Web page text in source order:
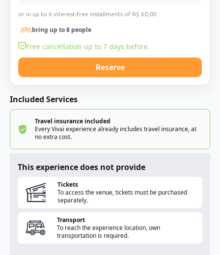
or in up to 6 interest-free installments of R$ 60,00
bring up to8 people
Free cancellation up to 7 days before.
Reserve
Included Services
Travel insurance included
Every Vivai experience already includes travel insurance, at
no extra cost.
This experience does not provide
Tickets
To access the venue, tickets must be purchased
separately.
Transport
To reach the experience location, own
transportation is required.